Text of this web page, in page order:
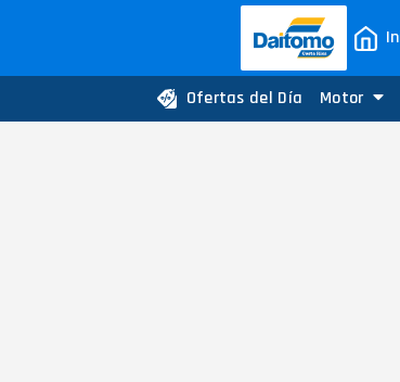
Ofertas del Día Motor